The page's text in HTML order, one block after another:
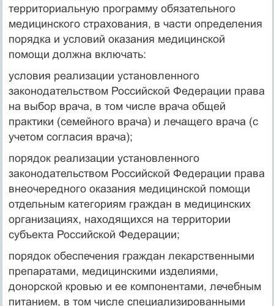
территориальную программу обязательного
медицинского страхования, в части определения
порядка и условий оказания медицинской
помощи должна включать:
условия реализации установленного
законодательством Российской Федерации права
на выбор врача, в том числе врача общей
практики (семейного врача) и лечащего врача (с
учетом согласия врача);
порядок реализации установленного
законодательством Российской Федерации права
внеочередного оказания медицинской помощи
отдельным категориям граждан в медицинских
организациях, находящихся на территории
субъекта Российской Федерации;
порядок обеспечения граждан лекарственными
препаратами, медицинскими изделиями,
донорской кровью и ее компонентами, лечебным
питанием, в том числе специализированными